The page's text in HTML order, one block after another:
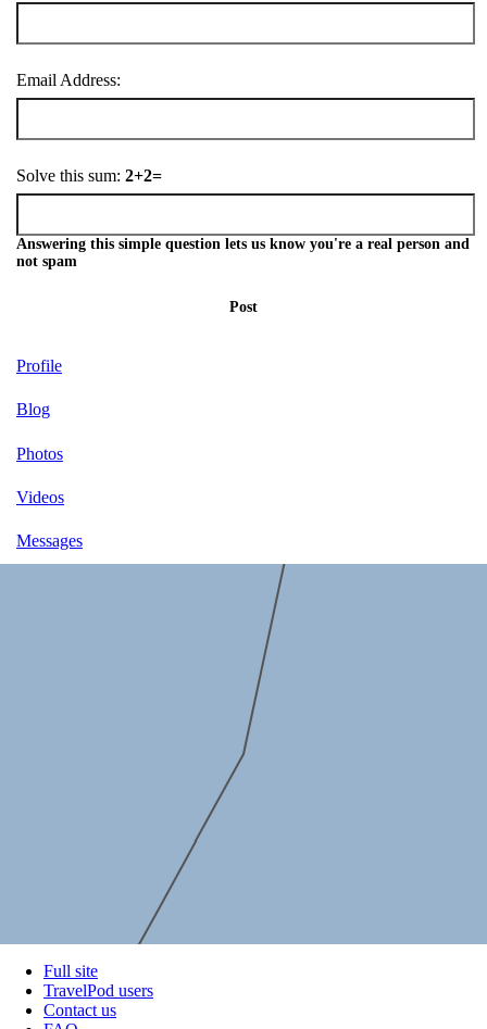
Email Address:
Solve this sum: 2+2=
Answering this simple question lets us know you're a real person and
not spam
Post
Profile
Blog
Photos
Videos
Messages
Full site
TravelPod users
Contact us